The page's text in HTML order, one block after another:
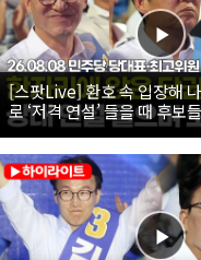
[스팟Live] 환호 속 입장해
로 ‘저격 연설’ 들을 때 후보
26.08.08 더불어민주당 당대
보 인천 합동연설회